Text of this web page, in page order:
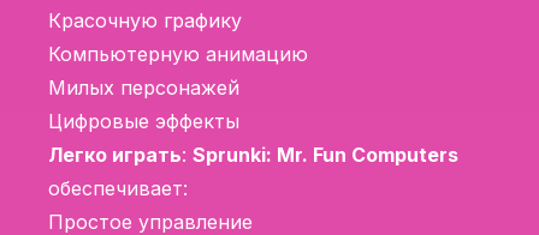
Красочную графику
Компьютерную анимацию
Милых персонажей
Цифровые эффекты
Легко играть: Sprunki: Mr. Fun Computers
обеспечивает:
Простое управление